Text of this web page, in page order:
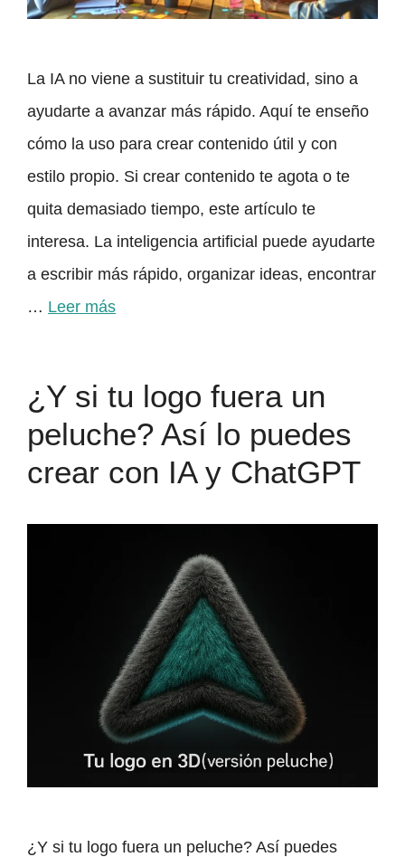
La IA no viene a sustituir tu creatividad, sino a
ayudarte a avanzar más rápido. Aquí te enseño
cómo la uso para crear contenido útil y con
estilo propio. Si crear contenido te agota o te
quita demasiado tiempo, este artículo te
interesa. La inteligencia artificial puede ayudarte
a escribir más rápido, organizar ideas, encontrar
… Leer más
¿Y si tu logo fuera un
peluche? Así lo puedes
crear con IA y ChatGPT
¿Y si tu logo fuera un peluche? Así puedes